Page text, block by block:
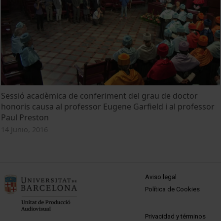
Sessió acadèmica de conferiment del grau de doctor
honoris causa al professor Eugene Garfield i al professor
Paul Preston
14 Junio, 2016
MENÚ PEU 1
Aviso legal
Política de Cookies
PEU 2
Privacidad y términos